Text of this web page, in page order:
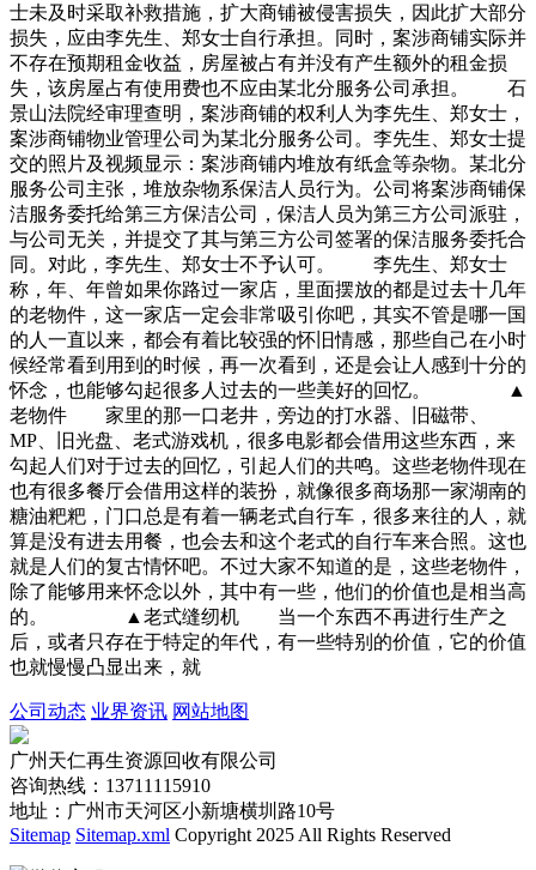
士未及时采取补救措施，扩大商铺被侵害损失，因此扩大部分
损失，应由李先生、郑女士自行承担。同时，案涉商铺实际并
不存在预期租金收益，房屋被占有并没有产生额外的租金损
失，该房屋占有使用费也不应由某北分服务公司承担。 石
景山法院经审理查明，案涉商铺的权利人为李先生、郑女士，
案涉商铺物业管理公司为某北分服务公司。李先生、郑女士提
交的照片及视频显示：案涉商铺内堆放有纸盒等杂物。某北分
服务公司主张，堆放杂物系保洁人员行为。公司将案涉商铺保
洁服务委托给第三方保洁公司，保洁人员为第三方公司派驻，
与公司无关，并提交了其与第三方公司签署的保洁服务委托合
同。对此，李先生、郑女士不予认可。 李先生、郑女士
称，年、年曾如果你路过一家店，里面摆放的都是过去十几年
的老物件，这一家店一定会非常吸引你吧，其实不管是哪一国
的人一直以来，都会有着比较强的怀旧情感，那些自己在小时
候经常看到用到的时候，再一次看到，还是会让人感到十分的
怀念，也能够勾起很多人过去的一些美好的回忆。 ▲
老物件 家里的那一口老井，旁边的打水器、旧磁带、
MP、旧光盘、老式游戏机，很多电影都会借用这些东西，来
勾起人们对于过去的回忆，引起人们的共鸣。这些老物件现在
也有很多餐厅会借用这样的装扮，就像很多商场那一家湖南的
糖油粑粑，门口总是有着一辆老式自行车，很多来往的人，就
算是没有进去用餐，也会去和这个老式的自行车来合照。这也
就是人们的复古情怀吧。不过大家不知道的是，这些老物件，
除了能够用来怀念以外，其中有一些，他们的价值也是相当高
的。 ▲老式缝纫机 当一个东西不再进行生产之
后，或者只存在于特定的年代，有一些特别的价值，它的价值
也就慢慢凸显出来，就
公司动态 业界资讯 网站地图
广州天仁再生资源回收有限公司
咨询热线：13711115910
地址：广州市天河区小新塘横圳路10号
Sitemap Sitemap.xml Copyright 2025 All Rights Reserved